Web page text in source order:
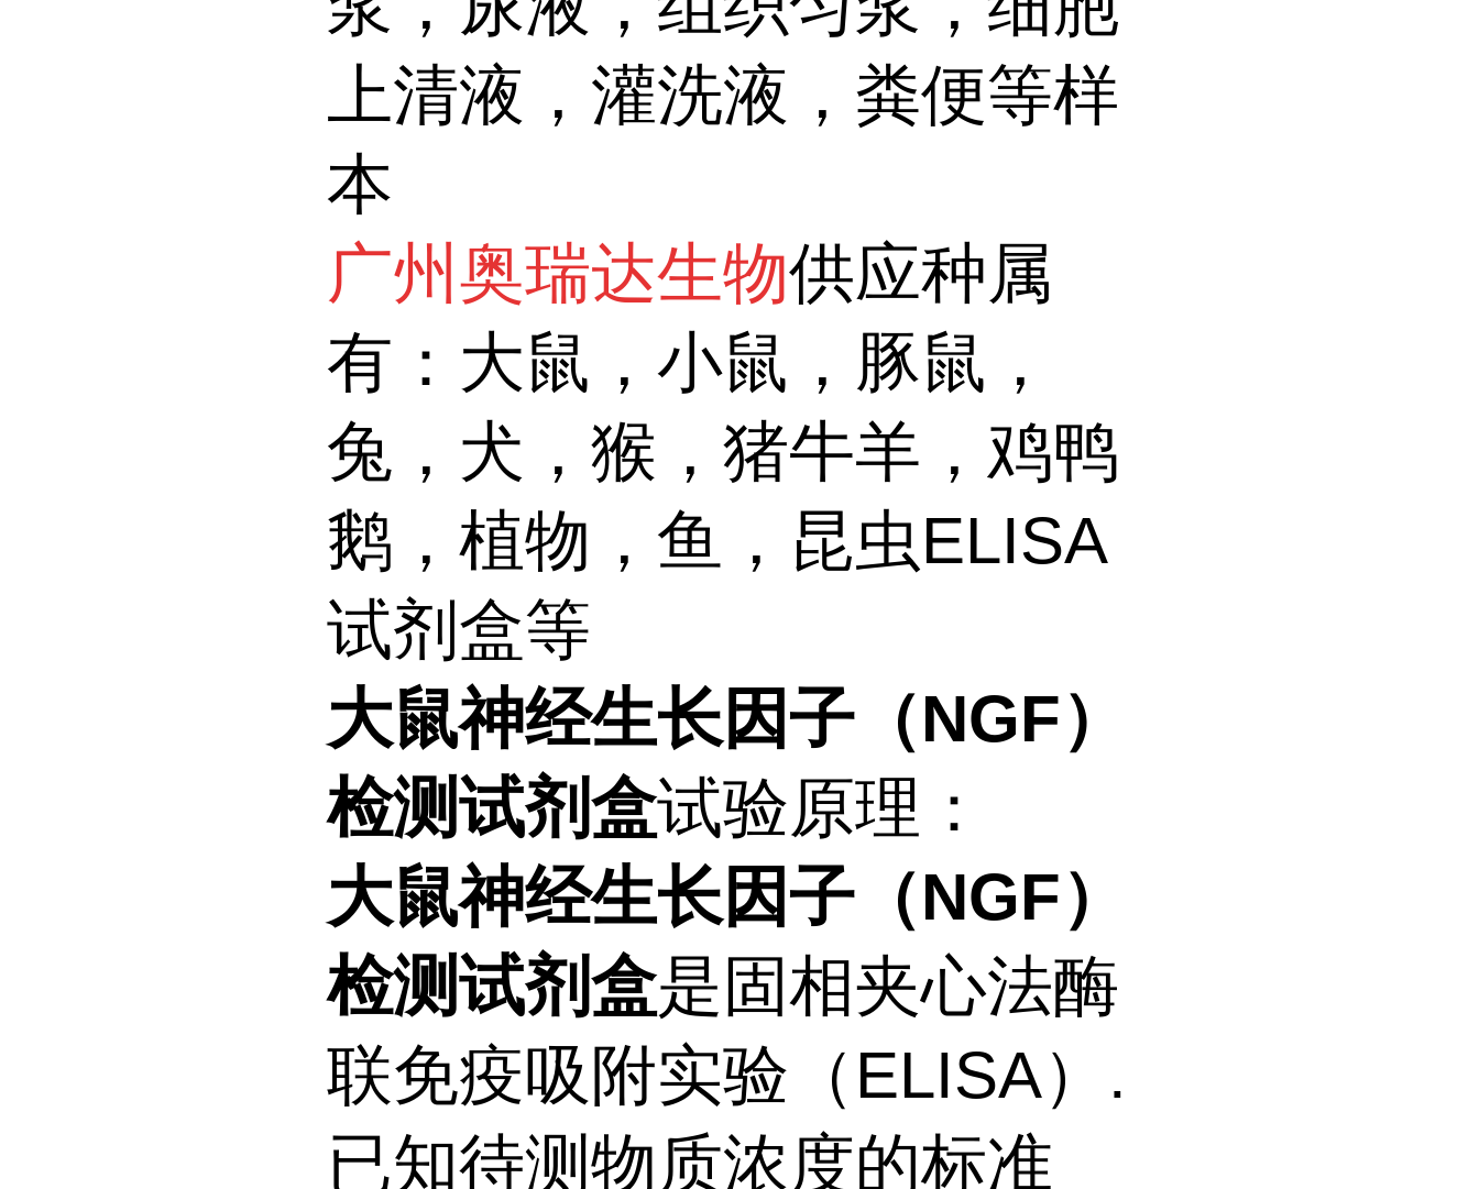
上清液，灌洗液，粪便等样
本
广州奥瑞达生物供应种属
有：大鼠，小鼠，豚鼠，
兔，犬，猴，猪牛羊，鸡鸭
鹅，植物，鱼，昆虫ELISA
试剂盒等
大鼠神经生长因子（NGF）
检测试剂盒试验原理：
大鼠神经生长因子（NGF）
检测试剂盒是固相夹心法酶
联免疫吸附实验（ELISA）.
已知待测物质浓度的标准